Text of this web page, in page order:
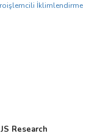
JS Research